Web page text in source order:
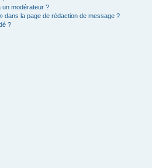
modérateur ?
dans la page de rédaction de message ?
?